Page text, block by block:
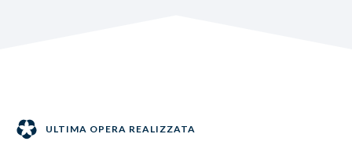
ULTIMA OPERA REALIZZATA